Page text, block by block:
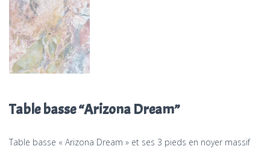
Table basse “Arizona Dream”
Table basse « Arizona Dream » et ses 3 pieds en noyer massif